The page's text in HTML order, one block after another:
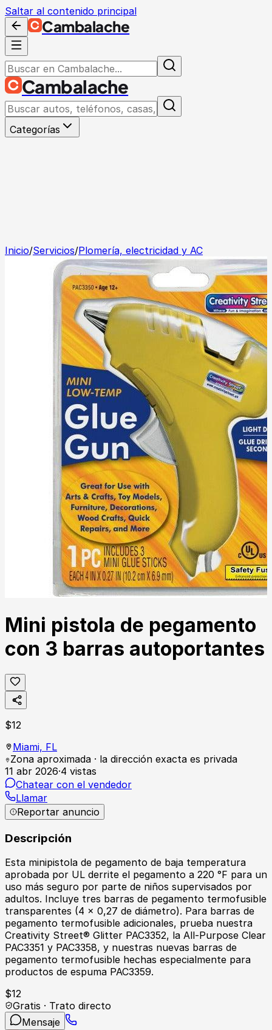
Saltar al contenido principal
Cambalache
Cambalache
Categorías
Inicio/Servicios/Plomería, electricidad y AC
Mini pistola de pegamento
con 3 barras autoportantes
$12
Miami, FL
Zona aproximada · la dirección exacta es privada
11 abr 2026·4 vistas
Chatear con el vendedor
Llamar
Reportar anuncio
Descripción
Esta minipistola de pegamento de baja temperatura
aprobada por UL derrite el pegamento a 220 °F para un
uso más seguro por parte de niños supervisados ​​por
adultos. Incluye tres barras de pegamento termofusible
transparentes (4 x 0,27 de diámetro). Para barras de
pegamento termofusible adicionales, prueba nuestra
Creativity Street® Glitter PAC3352, la All-Purpose Clear
PAC3351 y PAC3358, y nuestras nuevas barras de
pegamento termofusible hechas especialmente para
productos de espuma PAC3359.
$12
Gratis · Trato directo
Mensaje